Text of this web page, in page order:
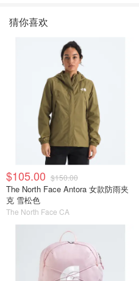
猜你喜欢
$105.00 $150.00
The North Face Antora 女款防雨夹
克 雪松色
The North Face CA